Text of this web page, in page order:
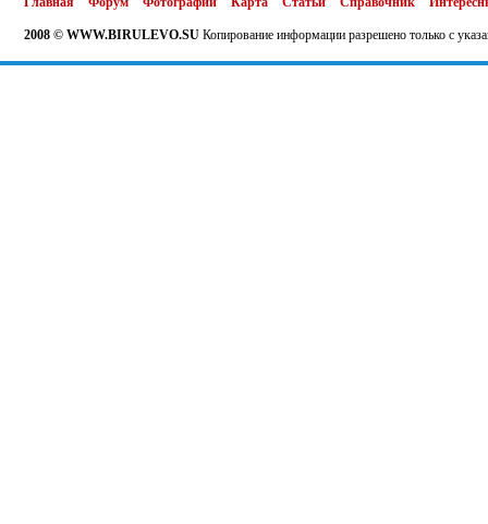
2008 © WWW.BIRULEVO.SU Копирование информации разрешено только с